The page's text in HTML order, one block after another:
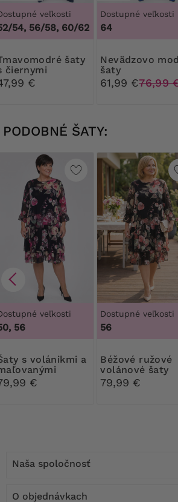
veľkosti
54, 56/58, 60/62
šaty
čiernymi
€
Dostupné veľkosti
64
Nevädzovo modré
šaty
61,99 €76,99
PODOBNÉ ŠATY:
veľkosti
56
a
€
Dostupné veľkosti
56
Béžové ružové
volánové šaty
79,99 €
Naša spoločnosť
O objednávkach